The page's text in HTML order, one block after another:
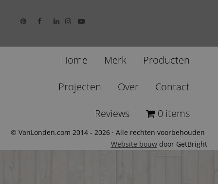
Home Merk Producten
Projecten Over Contact
Reviews 0 items
© VanLonden.com 2014 - 2026 · Alle rechten voorbehouden
Website bouwdoor GetBright